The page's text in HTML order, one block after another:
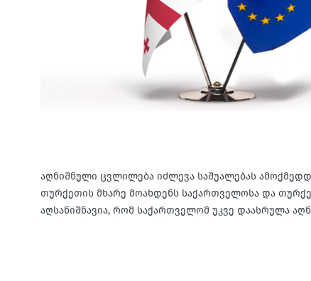
აღნიშნული ცვლილება იძლევა საშუალებას
თურქეთის მხარე მოახდენს საქართველოსა და
აღსანიშნავია, რომ საქართველომ უკვე დაასრულა